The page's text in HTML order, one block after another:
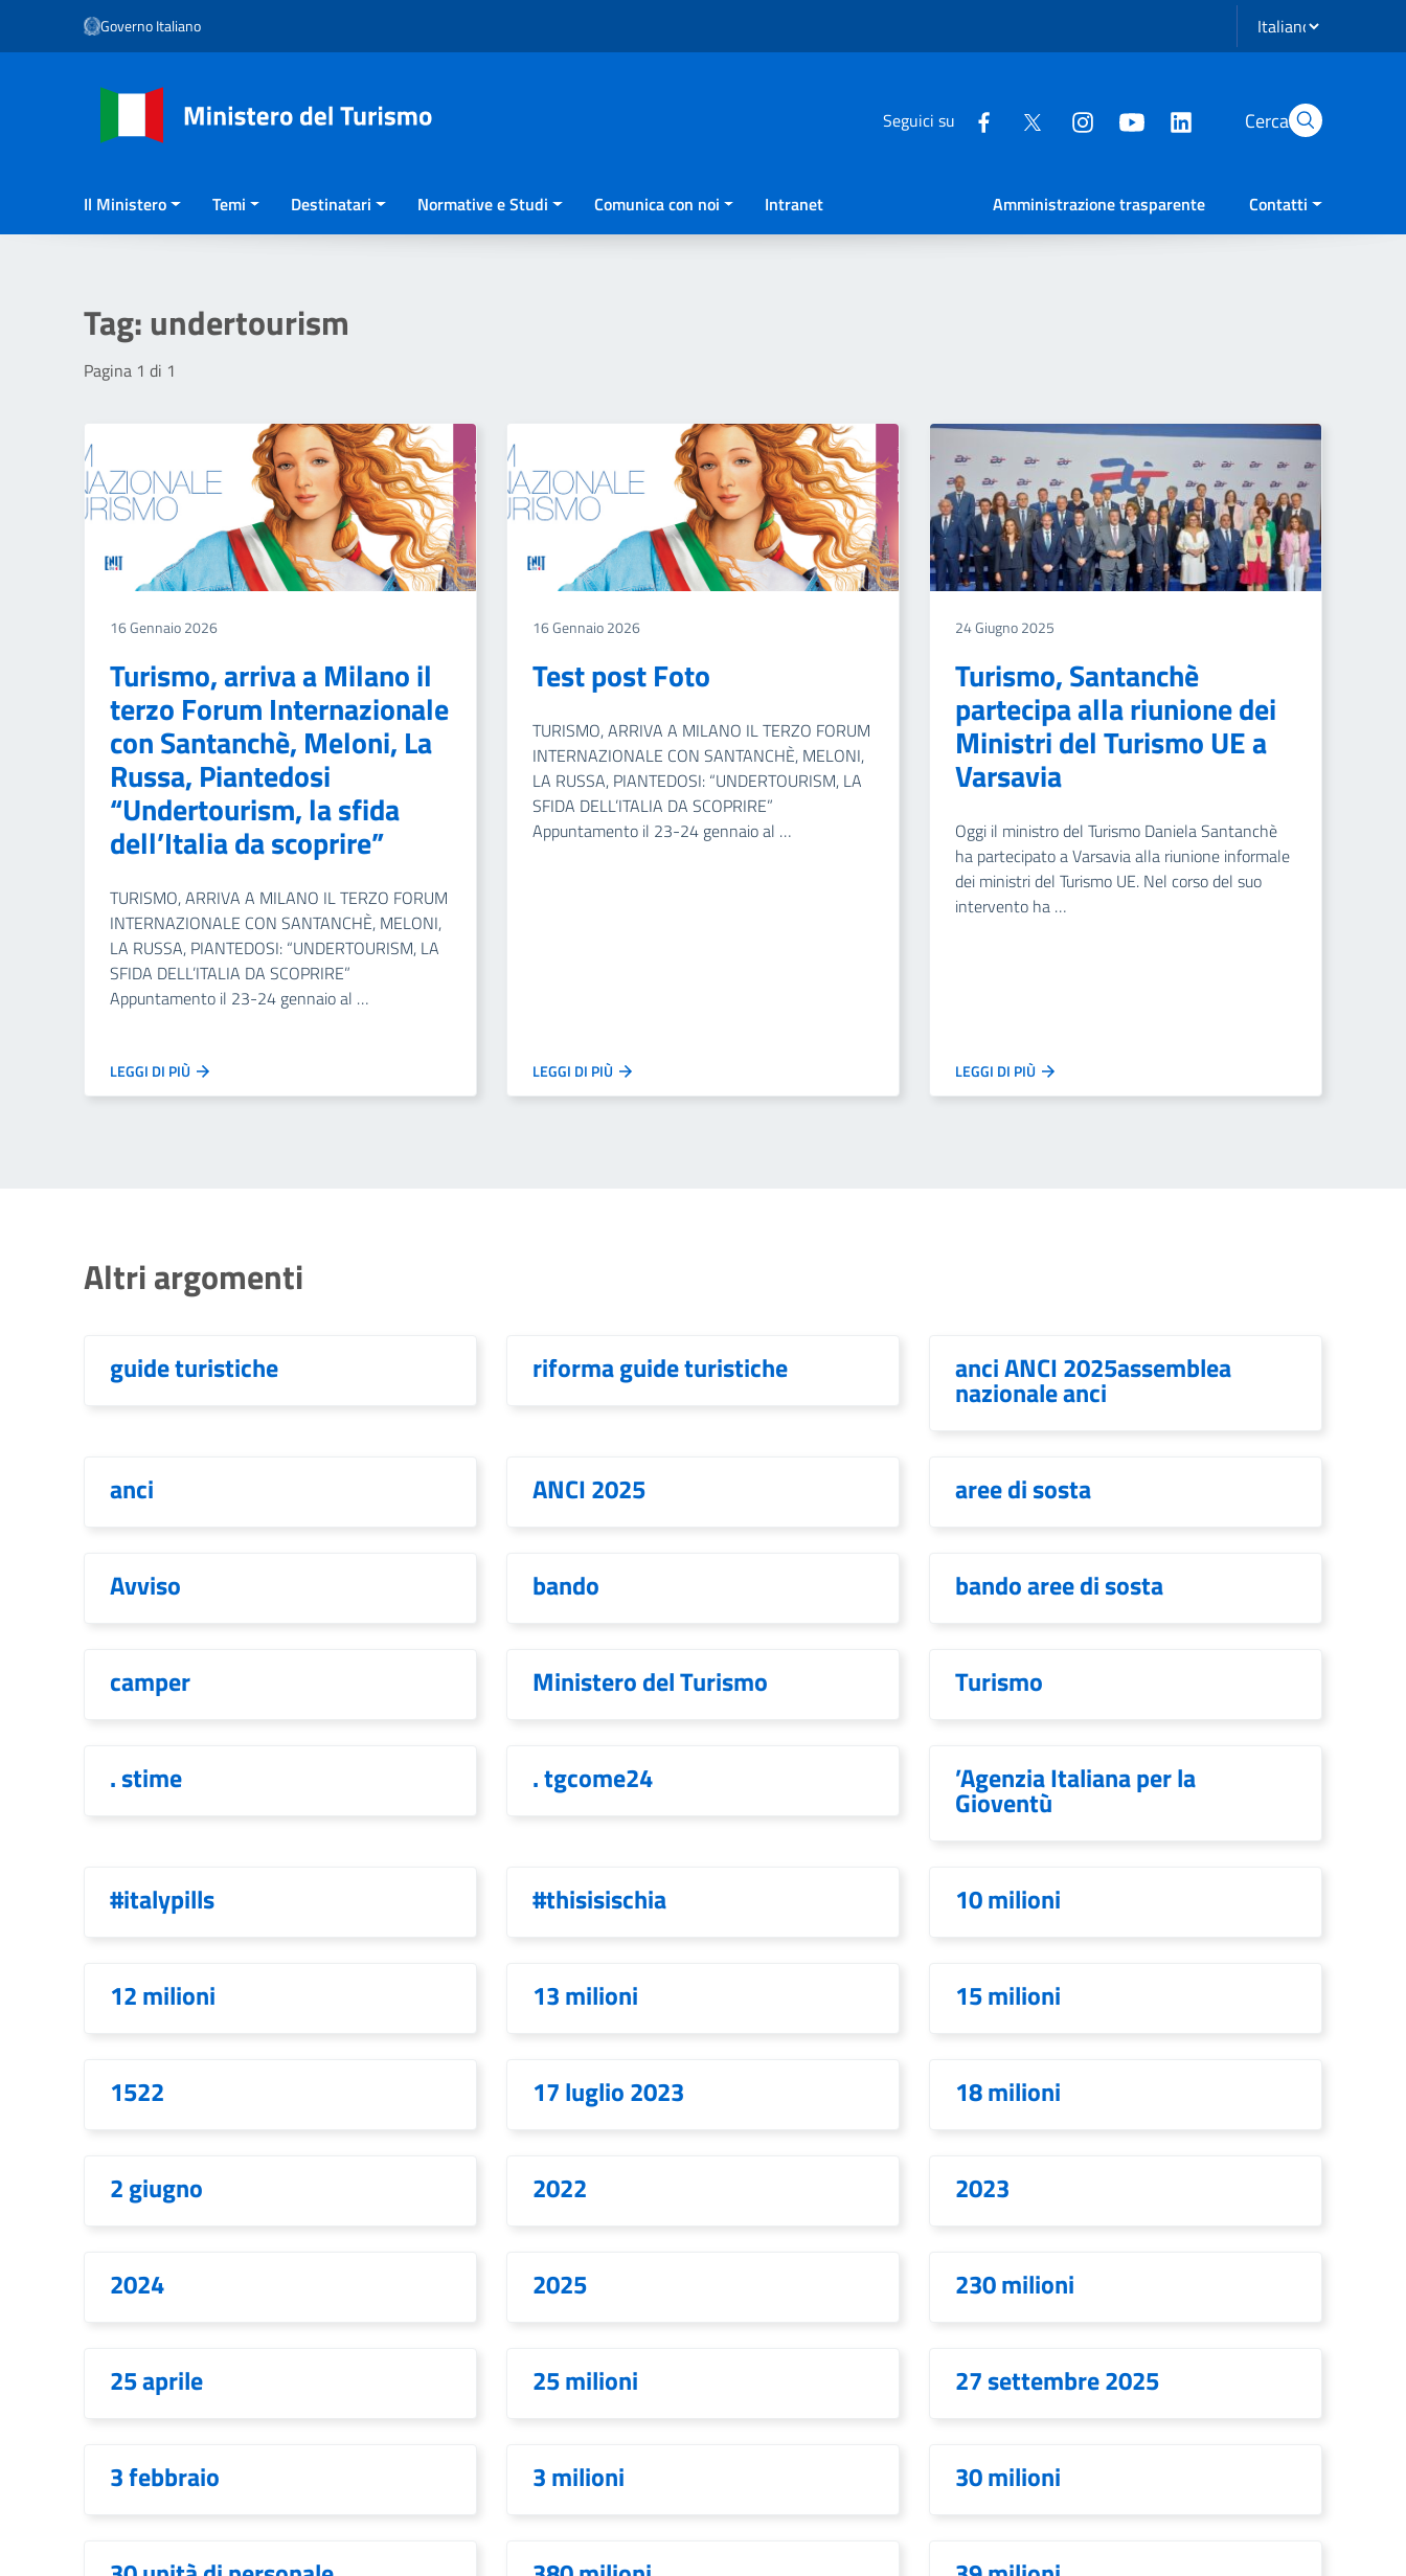
Vai ai contenuti
Vai al menu di navigazione
Governo Italiano Seleziona lingua
Seguici su Cerca
Il Ministero Temi Destinatari Normative e Studi Comunica con noi Intranet Amministrazione trasparente Contatti
Tag:undertourism
Pagina 1 di 1
16 Gennaio 2026
Turismo, arriva a Milano il
terzo Forum Internazionale
con Santanchè, Meloni, La
Russa, Piantedosi
“Undertourism, la sfida
dell’Italia da scoprire”
TURISMO, ARRIVA A MILANO IL TERZO FORUM
INTERNAZIONALE CON SANTANCHÈ, MELONI,
LA RUSSA, PIANTEDOSI: “UNDERTOURISM, LA
SFIDA DELL’ITALIA DA SCOPRIRE”
Appuntamento il 23-24 gennaio al …
LEGGI DI PIÙ
16 Gennaio 2026
Test post Foto
TURISMO, ARRIVA A MILANO IL TERZO FORUM
INTERNAZIONALE CON SANTANCHÈ, MELONI,
LA RUSSA, PIANTEDOSI: “UNDERTOURISM, LA
SFIDA DELL’ITALIA DA SCOPRIRE”
Appuntamento il 23-24 gennaio al …
LEGGI DI PIÙ
24 Giugno 2025
Turismo, Santanchè
partecipa alla riunione dei
Ministri del Turismo UE a
Varsavia
Oggi il ministro del Turismo Daniela Santanchè
ha partecipato a Varsavia alla riunione informale
dei ministri del Turismo UE. Nel corso del suo
intervento ha …
LEGGI DI PIÙ
Altri argomenti
guide turistiche riforma guide turistiche anci ANCI 2025assemblea
nazionale anci
anci ANCI 2025 aree di sosta
Avviso bando bando aree di sosta
camper Ministero del Turismo Turismo
. stime . tgcome24 ’Agenzia Italiana per la
Gioventù
#italypills #thisisischia 10 milioni
12 milioni 13 milioni 15 milioni
1522 17 luglio 2023 18 milioni
2 giugno 2022 2023
2024 2025 230 milioni
25 aprile 25 milioni 27 settembre 2025
3 febbraio 3 milioni 30 milioni